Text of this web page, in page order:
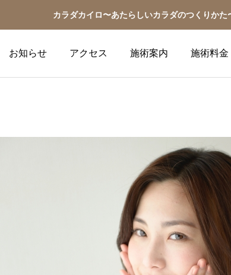
カラダカイロ〜あたらしいカラダのつくりかた
お知らせ アクセス 施術案内 施術料金